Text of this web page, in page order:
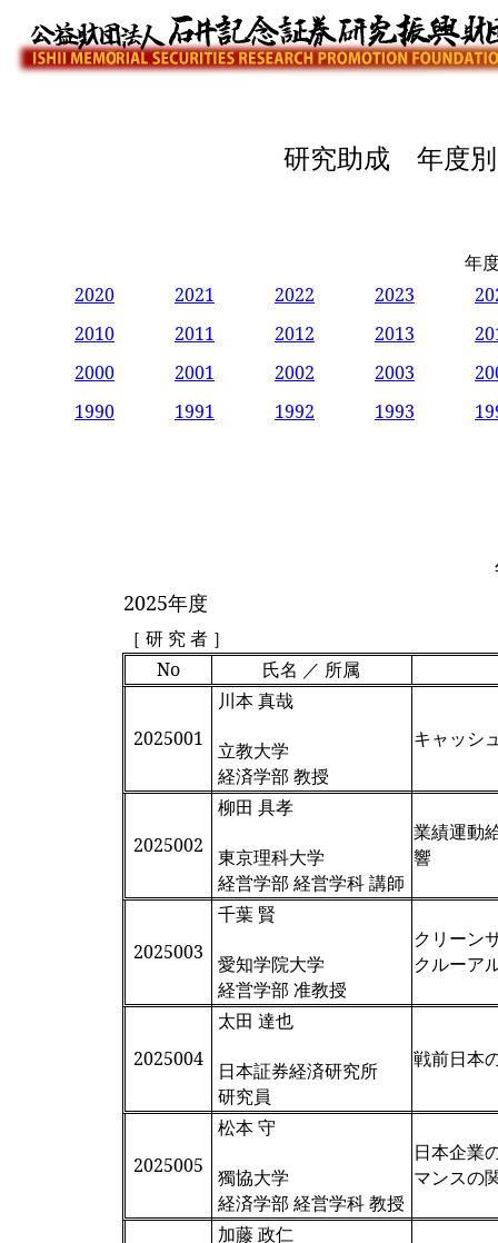
研究助成 年度
年
2020
2021 2022 2023
2010
2011 2012 2013
2000
2001 2002 2003
1990
1991 1992 1993
2025年度
［ 研 究 者 ］
No
氏名 ／ 所属
2025001
川本 真哉
立教大学
経済学部 教授
キャッシ
2025002
柳田 具孝
東京理科大学
経営学部 経営学科 講師
業績運動
響
2025003
千葉 賢
愛知学院大学
経営学部 准教授
クリーン
クルーア
2025004
太田 達也
日本証券経済研究所
研究員
戦前日本
2025005
松本 守
獨協大学
経済学部 経営学科 教授
日本企業
マンスの
加藤 政仁